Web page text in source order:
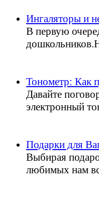
Ингаляторы и
В первую
Тонометр: Как
Давайте
электронный
Подарки для
Выбирая
любимых нам